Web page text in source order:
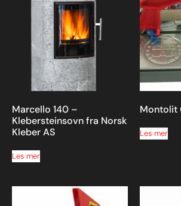
Marcello 140 –
Klebersteinsovn fra Norsk
Kleber AS
Les mer
Montolit
Les mer